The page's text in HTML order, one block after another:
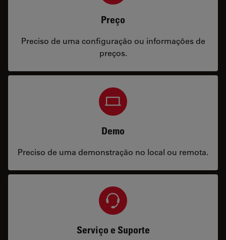
Preço
Preciso de uma configuração ou informações de
preços.
Demo
Preciso de uma demonstração no local ou remota.
Serviço e Suporte